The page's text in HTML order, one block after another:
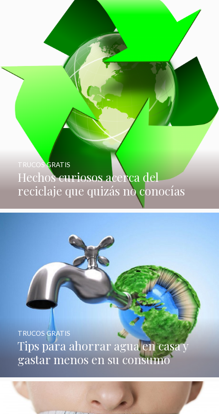
Hechos curiosos acerca del
reciclaje que quizás no conocías
TRUCOS GRATIS
Tips para ahorrar agua en casa y
gastar menos en su consumo
TRUCOS GRATIS